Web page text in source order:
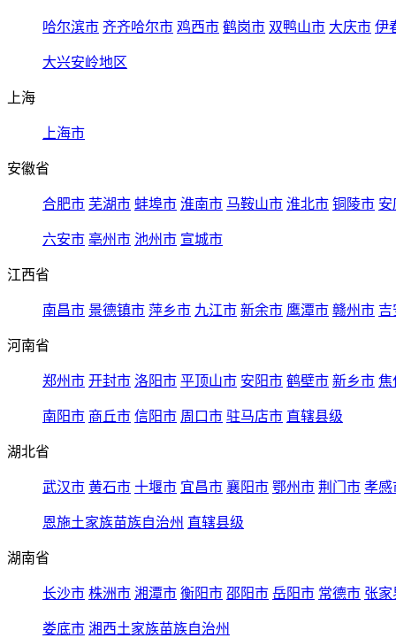
哈尔滨市 齐齐哈尔市 鸡西市 鹤岗市 双鸭山市 大庆市 伊
大兴安岭地区
上海
上海市
安徽省
合肥市 芜湖市 蚌埠市 淮南市 马鞍山市 淮北市 铜陵市 安
六安市 亳州市 池州市 宣城市
江西省
南昌市 景德镇市 萍乡市 九江市 新余市 鹰潭市 赣州市 吉
河南省
郑州市 开封市 洛阳市 平顶山市 安阳市 鹤壁市 新乡市 焦
南阳市 商丘市 信阳市 周口市 驻马店市 直辖县级
湖北省
武汉市 黄石市 十堰市 宜昌市 襄阳市 鄂州市 荆门市 孝感
恩施土家族苗族自治州 直辖县级
湖南省
长沙市 株洲市 湘潭市 衡阳市 邵阳市 岳阳市 常德市 张家
娄底市 湘西土家族苗族自治州